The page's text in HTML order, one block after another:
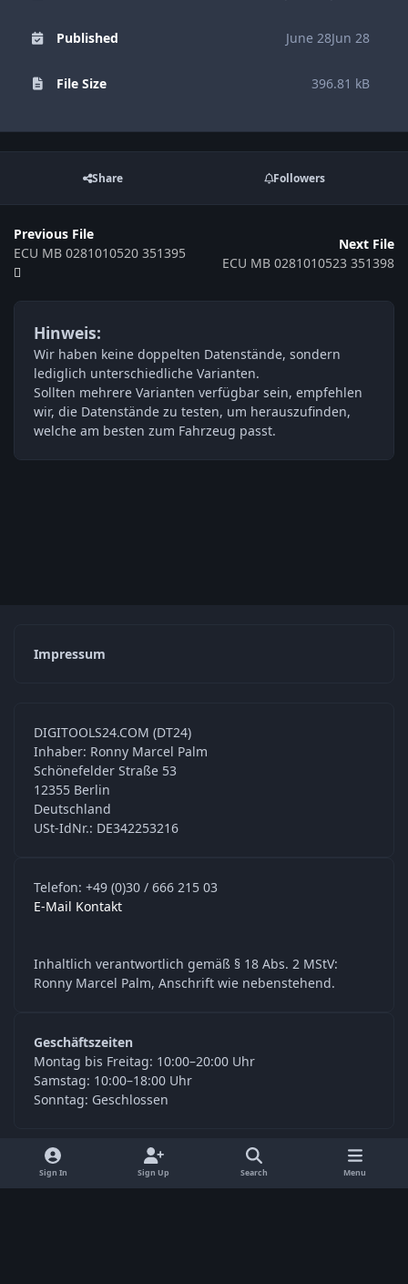
Published June 28Jun 28
File Size 396.81 kB
Share Followers
Previous File
ECU MB 0281010520 351395
Next File
ECU MB 0281010523 351398
Hinweis:
Wir haben keine doppelten Datenstände, sondern
lediglich unterschiedliche Varianten.
Sollten mehrere Varianten verfügbar sein, empfehlen
wir, die Datenstände zu testen, um herauszufinden,
welche am besten zum Fahrzeug passt.
Impressum
DIGITOOLS24.COM (DT24)
Inhaber: Ronny Marcel Palm
Schönefelder Straße 53
12355 Berlin
Deutschland
USt-IdNr.: DE342253216
Telefon: +49 (0)30 / 666 215 03
E-Mail Kontakt
Inhaltlich verantwortlich gemäß § 18 Abs. 2 MStV:
Ronny Marcel Palm, Anschrift wie nebenstehend.
Geschäftszeiten
Montag bis Freitag: 10:00–20:00 Uhr
Samstag: 10:00–18:00 Uhr
Sonntag: Geschlossen
o
f
a
Sign In Sign Up Search Menu